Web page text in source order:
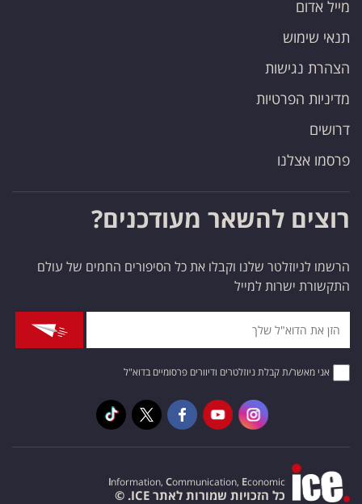
מייל אדום
תנאי שימוש
הצהרת נגישות
מדיניות הפרטיות
דרושים
פרסמו אצלנו
רוצים להשאר מעודכנים?
הרשמו לניוזלטר שלנו וקבלו את כל הסיפורים החמים של עולם
התקשורת ישרות למייל
אני מאשר/ת קבלת ניוזלטרים ודיוורים פרסומיים בדוא"ל
Information, Communication, Economic
כל הזכויות שמורות לאתר ICE. ©